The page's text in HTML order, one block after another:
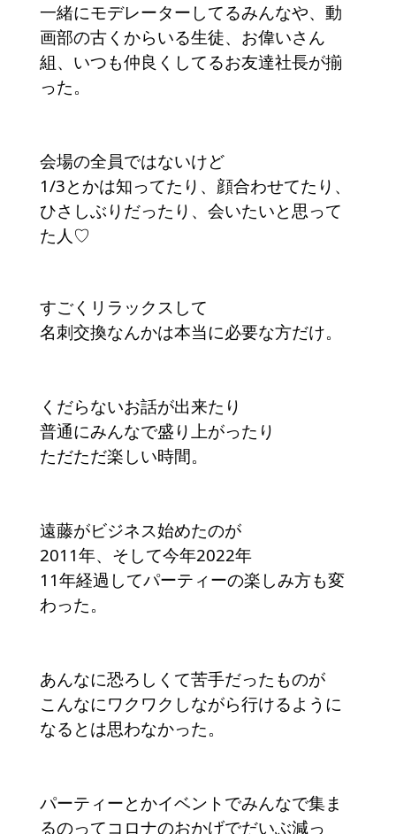
一緒にモデレーターしてるみんなや、動
画部の古くからいる生徒、お偉いさん
組、いつも仲良くしてるお友達社長が揃
った。
会場の全員ではないけど
1/3とかは知ってたり、顔合わせてたり、
ひさしぶりだったり、会いたいと思って
た人♡
すごくリラックスして
名刺交換なんかは本当に必要な方だけ。
くだらないお話が出来たり
普通にみんなで盛り上がったり
ただただ楽しい時間。
遠藤がビジネス始めたのが
2011年、そして今年2022年
11年経過してパーティーの楽しみ方も変
わった。
あんなに恐ろしくて苦手だったものが
こんなにワクワクしながら行けるように
なるとは思わなかった。
パーティーとかイベントでみんなで集ま
るのってコロナのおかげでだいぶ減っ